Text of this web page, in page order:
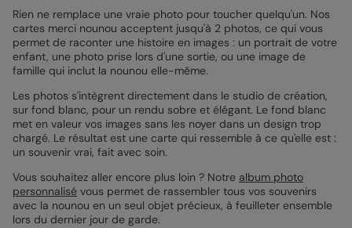
Rien ne remplace une vraie photo pour toucher quelqu'un. Nos
cartes merci nounou acceptent jusqu'à 2 photos, ce qui vous
permet de raconter une histoire en images : un portrait de votre
enfant, une photo prise lors d'une sortie, ou une image de
famille qui inclut la nounou elle-même.
Les photos s'intègrent directement dans le studio de création,
sur fond blanc, pour un rendu sobre et élégant. Le fond blanc
met en valeur vos images sans les noyer dans un design trop
chargé. Le résultat est une carte qui ressemble à ce qu'elle est :
un souvenir vrai, fait avec soin.
Vous souhaitez aller encore plus loin ? Notre album photo
personnalisé vous permet de rassembler tous vos souvenirs
avec la nounou en un seul objet précieux, à feuilleter ensemble
lors du dernier jour de garde.